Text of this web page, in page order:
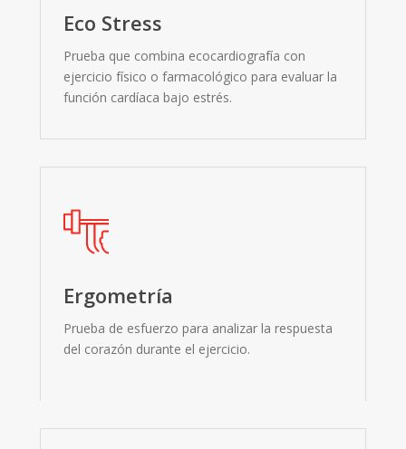
Eco Stress
Prueba que combina ecocardiografía con
ejercicio físico o farmacológico para evaluar la
función cardíaca bajo estrés.
Ergometría
Prueba de esfuerzo para analizar la respuesta
del corazón durante el ejercicio.